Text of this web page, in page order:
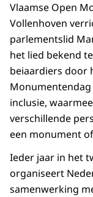
Vlaamse Open
Vollenhoven
parlementslid
het lied bekend
beiaardiers door
inclusie,
verschillende
een monument
Ieder jaar in het
organiseert
samenwerking